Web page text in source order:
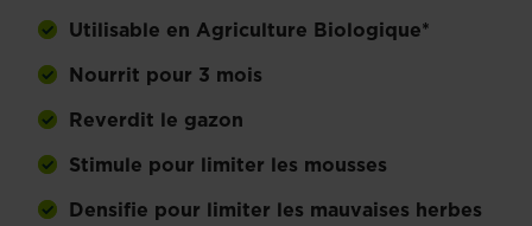
Utilisable en Agriculture Biologique*
Nourrit pour 3 mois
Reverdit le gazon
Stimule pour limiter les mousses
Densifie pour limiter les mauvaises herbes